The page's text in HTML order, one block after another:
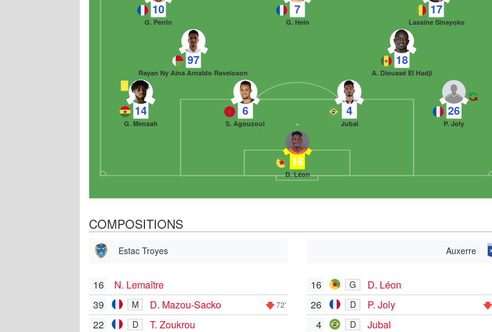
16
D. Léon
14
G. Mensah
6
S. Agouzoul
4
Jubal
26
P. Joly
97
Rayan Ny Aina Arnaldo Raveloson
18
A. Dioussé El Hadji
10
G. Perrin
7
G. Hein
17
Lassine Sinayoko
COMPOSITIONS
Estac Troyes
16
N. Lemaître
39
M D. Mazou-Sacko 72'
22 D
T. Zoukrou
Auxerre
16 G
D. Léon
26
D P. Joly
4 D
Jubal